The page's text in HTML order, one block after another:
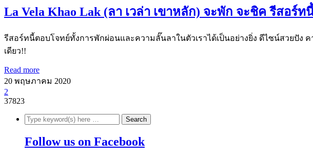
La Vela Khao Lak (ลา เวล่า เขาหลัก) จะพัก จะชิค รีสอร์ท
รีสอร์ทนี้ตอบโจทย์ทั้งการพักผ่อนและความลั๊นลาในตัวเราได้เป็นอย่างยิ่ง ดีไซน์สวยปัง
เดียว!!
Read more
20 พฤษภาคม 2020
2
37823
Follow us on Facebook